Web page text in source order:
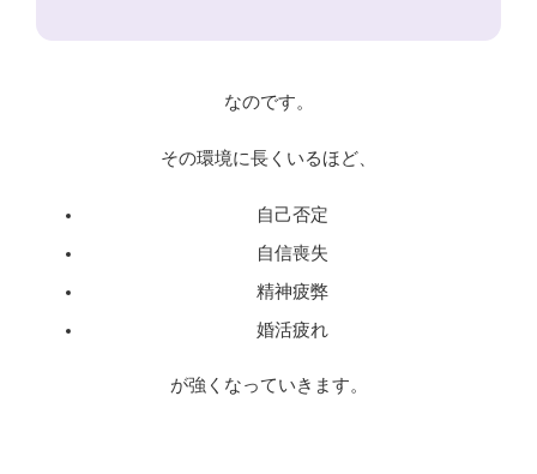
なのです。
その環境に長くいるほど、
自己否定
自信喪失
精神疲弊
婚活疲れ
が強くなっていきます。